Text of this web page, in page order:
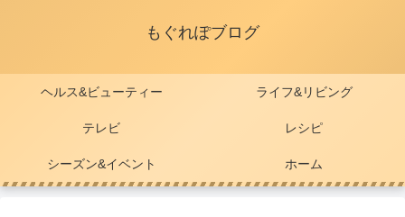
もぐれぽブログ
ヘルス&ビューティー ライフ&リビング
テレビ レシピ
シーズン&イベント ホーム